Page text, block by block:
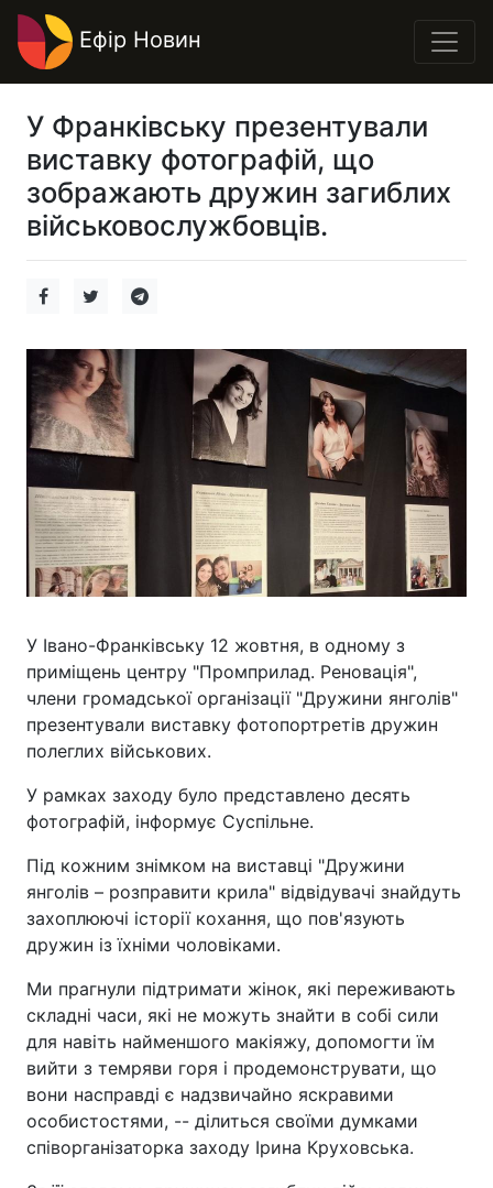
Ефір Новин
У Франківську презентували
виставку фотографій, що
зображають дружин загиблих
військовослужбовців.
У Івано-Франківську 12 жовтня, в одному з
приміщень центру "Промприлад. Реновація",
члени громадської організації "Дружини янголів"
презентували виставку фотопортретів дружин
полеглих військових.
У рамках заходу було представлено десять
фотографій, інформує Суспільне.
Під кожним знімком на виставці "Дружини
янголів – розправити крила" відвідувачі знайдуть
захоплюючі історії кохання, що пов'язують
дружин із їхніми чоловіками.
Ми прагнули підтримати жінок, які переживають
складні часи, які не можуть знайти в собі сили
для навіть найменшого макіяжу, допомогти їм
вийти з темряви горя і продемонструвати, що
вони насправді є надзвичайно яскравими
особистостями, -- ділиться своїми думками
співорганізаторка заходу Ірина Круховська.